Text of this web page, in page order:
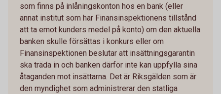
som finns på inlåningskonton hos en bank (eller
annat institut som har Finansinspektionens tillstånd
att ta emot kunders medel på konto) om den aktuella
banken skulle försättas i konkurs eller om
Finansinspektionen beslutar att insättningsgarantin
ska träda in och banken därför inte kan uppfylla sina
åtaganden mot insättarna. Det är Riksgälden som är
den myndighet som administrerar den statliga